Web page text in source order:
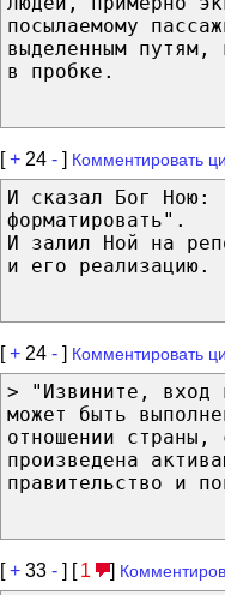
посылаемому
выделенным путям,
в пробке.
[+ 24 - ] Комментировать
И сказал Бог Ною:
форматировать".
И залил Ной на
и его реализацию.
[+ 24 - ] Комментировать
> "Извините, вход
может быть
отношении
произведена
правительство и
[+ 33 - ] [ 1 ]